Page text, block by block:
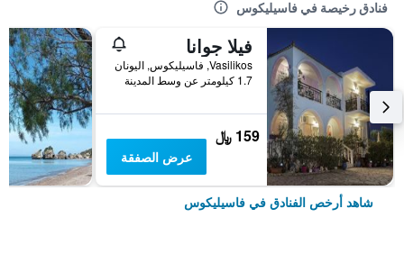
فنادق رخيصة في فاسيليكوس
فيلا جوانا
Vasilikos, فاسيليكوس, اليونان
1.7 كيلومتر عن وسط المدينة
159 ﷼
عرض الصفقة
شاهد أرخص الفنادق في فاسيليكوس